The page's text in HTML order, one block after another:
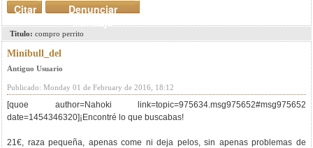
Denunciar
mensaje
Citar
Titulo: compro perrito
Minibull_del
Antiguo Usuario
Publicado: Monday 01 de February de 2016, 18:12
[quoe author=Nahoki link=topic=975634.msg975652#msg975652
date=1454346320]¡Encontré lo que buscabas!
21€, raza pequeña, apenas come ni deja pelos, sin apenas problemas de